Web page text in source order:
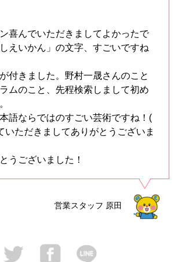
喜んでいただきましてよかったで
えいかん」の文字、すごいですね
付きました。野村一晟さんのこと
ムのこと、先程検索しまして初め
語ならではのすごい芸術ですね！(
いただきましてありがとうございま
うございました！
営業スタッフ 原田